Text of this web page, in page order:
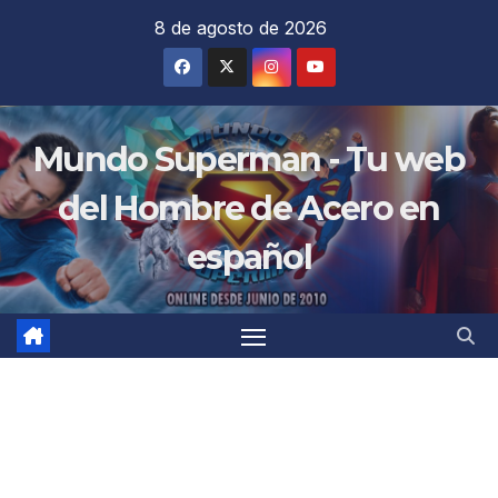
8 de agosto de 2026
Mundo Superman - Tu web
del Hombre de Acero en
español